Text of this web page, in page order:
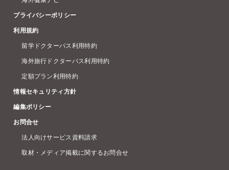
プライバシーポリシー
利用規約
留学ドクターパス利用特約
海外旅行ドクターパス利用特約
定額プラン利用特約
情報セキュリティ方針
編集ポリシー
お問合せ
法人向けサービス資料請求
取材・メディア掲載に関するお問合せ